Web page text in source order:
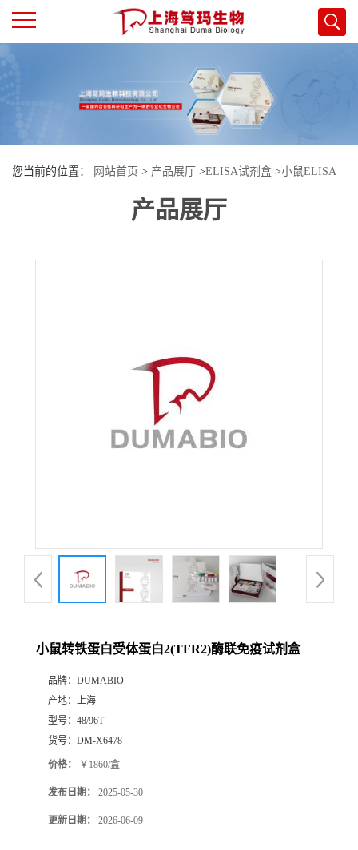
页
司
品
您当前的位置： 网站首页 > 产品展厅 >ELISA试剂盒 >小鼠ELISA
小鼠转铁蛋白受体蛋白2(TFR2)酶联免疫试剂盒
产品展厅
小鼠转铁蛋白受体蛋白2(TFR2)酶联免疫试剂盒
品牌： DUMABIO
产地： 上海
型号： 48/96T
货号： DM-X6478
价格： ￥1860/盒
发布日期： 2025-05-30
更新日期： 2026-06-09